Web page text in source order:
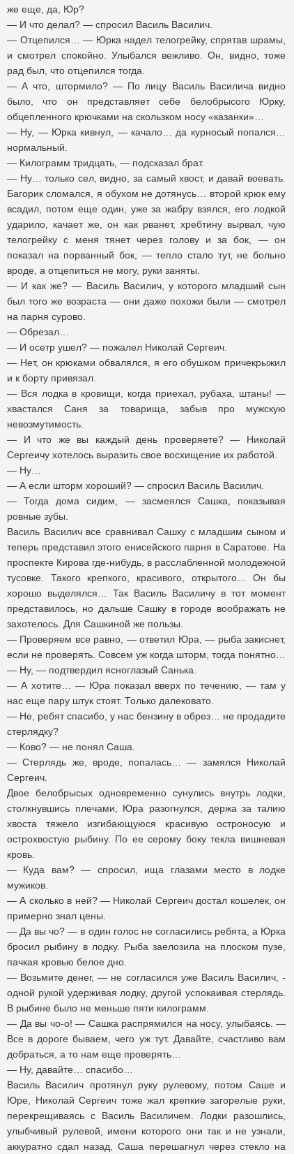
же еще, да, Юр?
— И что делал? — спросил Василь Василич.
— Отцепился… — Юрка надел телогрейку, спрятав шрамы,
и смотрел спокойно. Улыбался вежливо. Он, видно, тоже
рад был, что отцепился тогда.
— А что, штормило? — По лицу Василь Василича видно
было, что он представляет себе белобрысого Юрку,
обцепленного крючками на скользком носу «казанки»…
— Ну, — Юрка кивнул, — качало… да курносый попался…
нормальный.
— Килограмм тридцать, — подсказал брат.
— Ну… только сел, видно, за самый хвост, и давай воевать.
Багорик сломался, я обухом не дотянусь… второй крюк ему
всадил, потом еще один, уже за жабру взялся, его лодкой
ударило, качает же, он как рванет, хребтину вырвал, чую
телогрейку с меня тянет через голову и за бок, — он
показал на порванный бок, — тепло стало тут, не больно
вроде, а отцепиться не могу, руки заняты.
— И как же? — Василь Василич, у которого младший сын
был того же возраста — они даже похожи были — смотрел
на парня сурово.
— Обрезал…
— И осетр ушел? — пожалел Николай Сергеич.
— Нет, он крюками обвалялся, я его обушком причекрыжил
и к борту привязал.
— Вся лодка в кровищи, когда приехал, рубаха, штаны! —
хвастался Саня за товарища, забыв про мужскую
невозмутимость.
— И что же вы каждый день проверяете? — Николай
Сергеичу хотелось выразить свое восхищение их работой.
— Ну…
— А если шторм хороший? — спросил Василь Василич.
— Тогда дома сидим, — засмеялся Сашка, показывая
ровные зубы.
Василь Василич все сравнивал Сашку с младшим сыном и
теперь представил этого енисейского парня в Саратове. На
проспекте Кирова где-нибудь, в расслабленной молодежной
тусовке. Такого крепкого, красивого, открытого… Он бы
хорошо выделялся… Так Василь Василичу в тот момент
представилось, но дальше Сашку в городе воображать не
захотелось. Для Сашкиной же пользы.
— Проверяем все равно, — ответил Юра, — рыба закиснет,
если не проверять. Совсем уж когда шторм, тогда понятно…
— Ну, — подтвердил ясноглазый Санька.
— А хотите… — Юра показал вверх по течению, — там у
нас еще пару штук стоят. Только далековато.
— Не, ребят спасибо, у нас бензину в обрез… не продадите
стерлядку?
— Ково? — не понял Саша.
— Стерлядь же, вроде, попалась… — замялся Николай
Сергеич.
Двое белобрысых одновременно сунулись внутрь лодки,
столкнувшись плечами, Юра разогнулся, держа за талию
хвоста тяжело изгибающуюся красивую остроносую и
острохвостую рыбину. По ее серому боку текла вишневая
кровь.
— Куда вам? — спросил, ища глазами место в лодке
мужиков.
— А сколько в ней? — Николай Сергеич достал кошелек, он
примерно знал цены.
— Да вы чо? — в один голос не согласились ребята, а Юрка
бросил рыбину в лодку. Рыба заелозила на плоском пузе,
пачкая кровью белое дно.
— Возьмите денег, — не согласился уже Василь Василич, -
одной рукой удерживая лодку, другой успокаивая стерлядь.
В рыбине было не меньше пяти килограмм.
— Да вы чо-о! — Сашка распрямился на носу, улыбаясь. —
Все в дороге бываем, чего уж тут. Давайте, счастливо вам
добраться, а то нам еще проверять…
— Ну, давайте… спасибо…
Василь Василич протянул руку рулевому, потом Саше и
Юре, Николай Сергеич тоже жал крепкие загорелые руки,
перекрещиваясь с Василь Василичем. Лодки разошлись,
улыбчивый рулевой, имени которого они так и не узнали,
аккуратно сдал назад, Саша перешагнул через стекло на